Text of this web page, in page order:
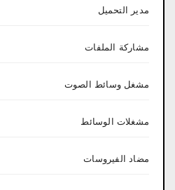
مدير التحميل
مشاركة الملفات
مشغل وسائط الصوت
مشغلات الوسائط
مضاد الفيروسات